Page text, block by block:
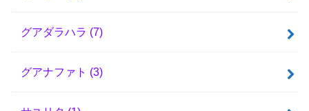
グアダラハラ (7)
グアナファト (3)